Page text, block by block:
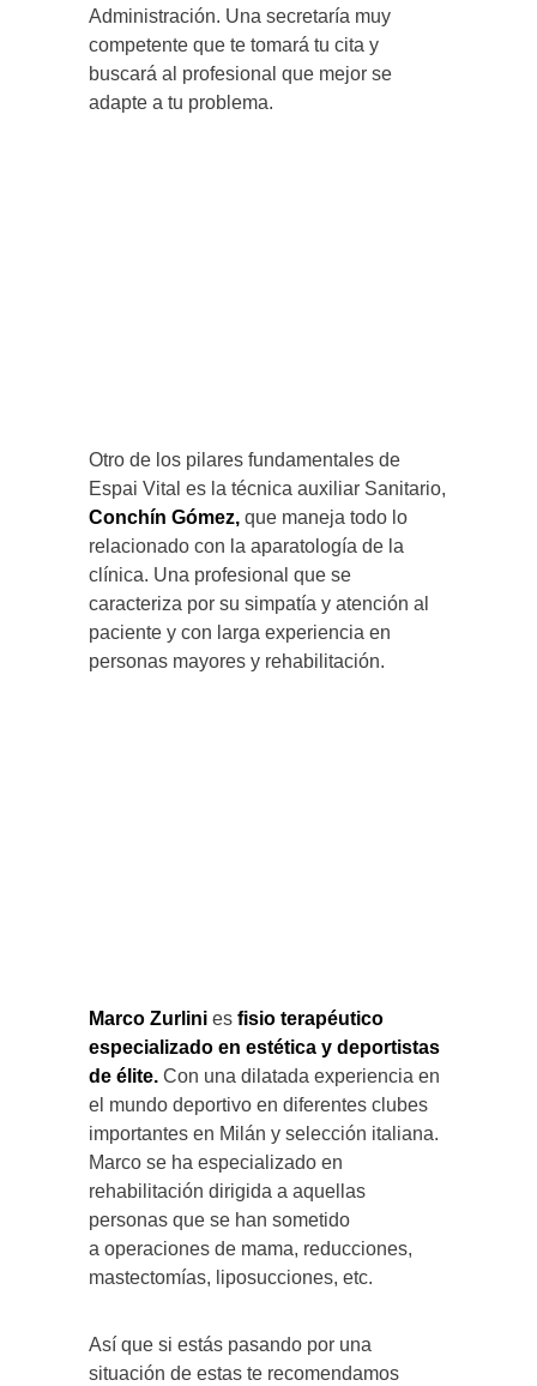
Administración. Una secretaría muy
competente que te tomará tu cita y
buscará al profesional que mejor se
adapte a tu problema.
Otro de los pilares fundamentales de
Espai Vital es la técnica auxiliar Sanitario,
Conchín Gómez, que maneja todo lo
relacionado con la aparatología de la
clínica. Una profesional que se
caracteriza por su simpatía y atención al
paciente y con larga experiencia en
personas mayores y rehabilitación.
Marco Zurlini es fisio terapéutico
especializado en estética y deportistas
de élite. Con una dilatada experiencia en
el mundo deportivo en diferentes clubes
importantes en Milán y selección italiana.
Marco se ha especializado en
rehabilitación dirigida a aquellas
personas que se han sometido
a operaciones de mama, reducciones,
mastectomías, liposucciones, etc.
Así que si estás pasando por una
situación de estas te recomendamos